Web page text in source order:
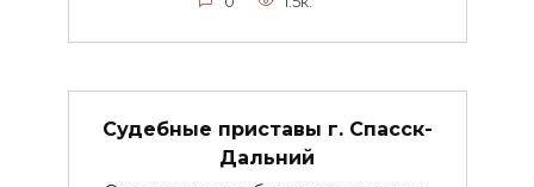
Судебные приставы г. Спасск-
Дальний